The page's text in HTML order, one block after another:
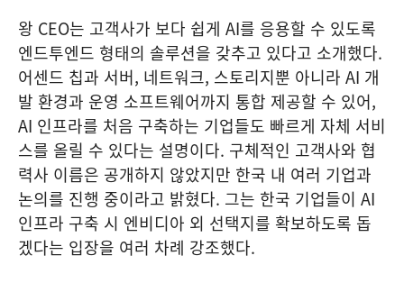
왕 CEO는 고객사가 보다 쉽게 AI를 응용할 수 있도록
엔드투엔드 형태의 솔루션을 갖추고 있다고 소개했다.
어센드 칩과 서버, 네트워크, 스토리지뿐 아니라 AI 개
발 환경과 운영 소프트웨어까지 통합 제공할 수 있어,
AI 인프라를 처음 구축하는 기업들도 빠르게 자체 서비
스를 올릴 수 있다는 설명이다. 구체적인 고객사와 협
력사 이름은 공개하지 않았지만 한국 내 여러 기업과
논의를 진행 중이라고 밝혔다. 그는 한국 기업들이 AI
인프라 구축 시 엔비디아 외 선택지를 확보하도록 돕
겠다는 입장을 여러 차례 강조했다.